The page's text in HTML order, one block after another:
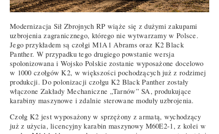
Modernizacja Sił Zbrojnych RP wiąże się z dużymi zakupami
uzbrojenia zagranicznego, którego nie wytwarzamy w Polsce.
Jego przykładem są czołgi M1A1 Abrams oraz K2 Black
Panther. W przypadku tego drugiego powstanie wersja
spolonizowana i Wojsko Polskie zostanie wyposażone docelowo
w 1000 czołgów K2, w większości pochodzących już z rodzimej
produkcji. Do polonizacji czołgu K2 Black Panther zostały
włączone Zakłady Mechaniczne „Tarnów” SA, produkujące
karabiny maszynowe i zdalnie sterowane moduły uzbrojenia.
Czołg K2 jest wyposażony w sprzężony z armatą, wychodzący
już z użycia, licencyjny karabin maszynowy M60E2-1, z kolei w